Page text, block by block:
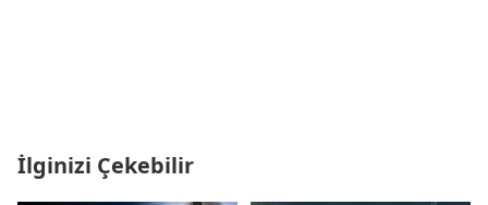
İlginizi Çekebilir